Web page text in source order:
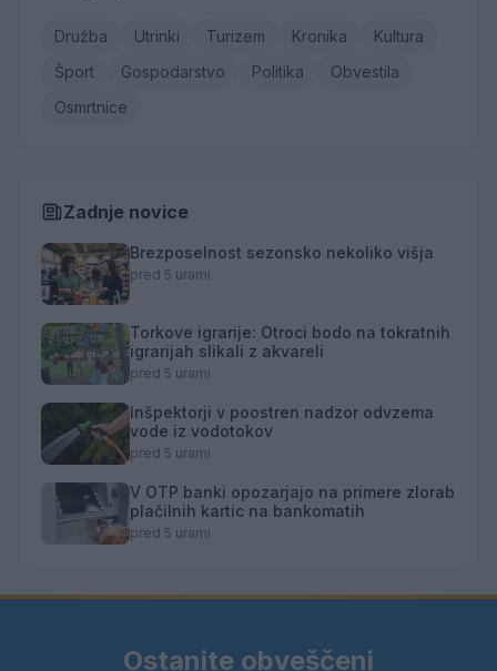
Družba Utrinki Turizem Kronika
Kultura
Šport
Gospodarstvo Politika
Obvestila
Osmrtnice
Zadnje novice
Brezposelnost sezonsko nekoliko višja
pred 5 urami
Torkove igrarije: Otroci bodo na tokratnih
igrarijah slikali z akvareli
pred 5 urami
Inšpektorji v poostren nadzor odvzema
vode iz vodotokov
pred 5 urami
V OTP banki opozarjajo na primere zlorab
plačilnih kartic na bankomatih
pred 5 urami
Ostanite obveščeni